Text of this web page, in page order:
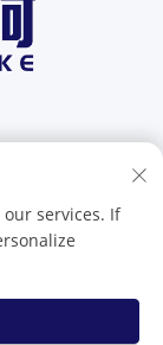
Cina
Co.,
services. If